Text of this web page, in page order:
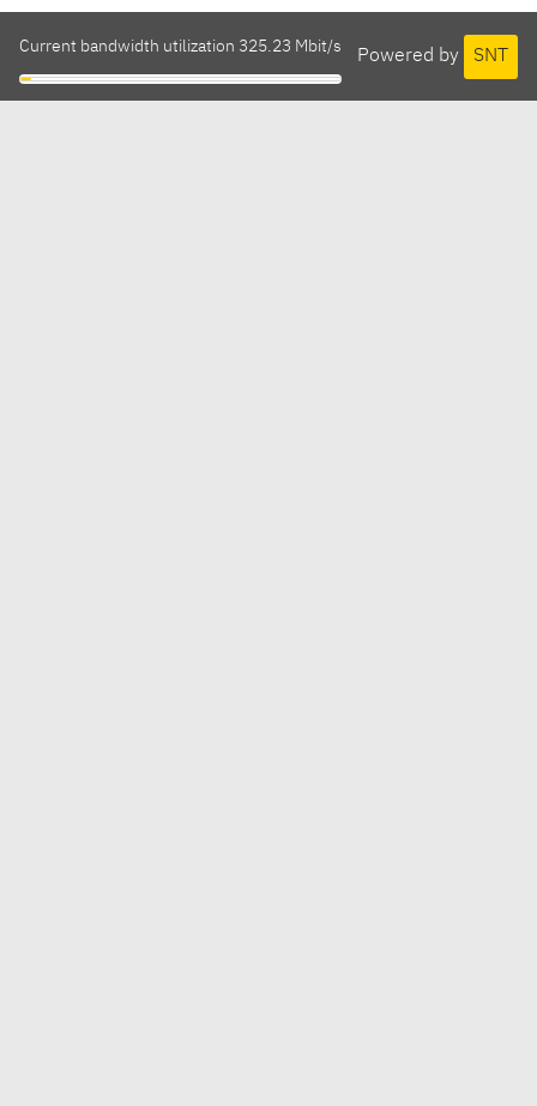
Powered by SNT
Current bandwidth utilization 325.23 Mbit/s